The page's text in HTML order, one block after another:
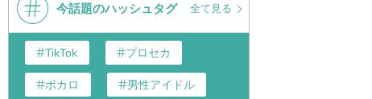
今話題のハッシュタグ 全て見る
TikTok プロセカ
ボカロ 男性アイドル